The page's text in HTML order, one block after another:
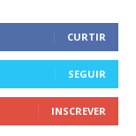
CURTIR
SEGUIR
INSCREVER